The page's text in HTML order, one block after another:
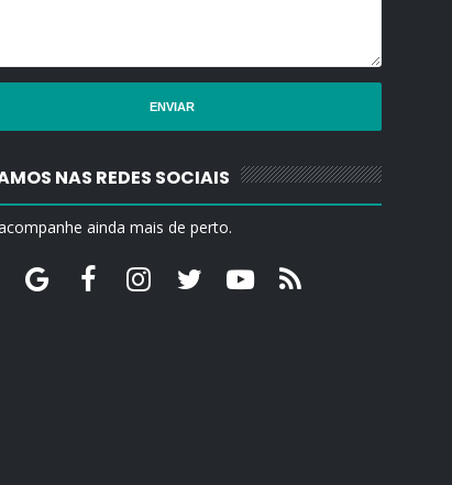
NAS REDES SOCIAIS
ainda mais de perto.